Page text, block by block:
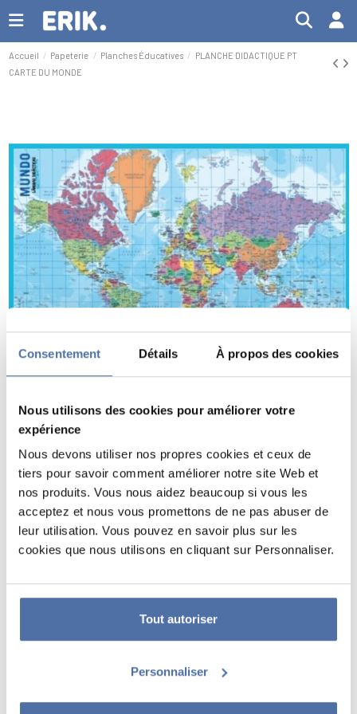
Consentement Détails À propos des cookies
Nous utilisons des cookies pour améliorer votre
expérience
Nous devons utiliser nos propres cookies et ceux de
tiers pour savoir comment améliorer notre site Web et
nos produits. Vous nous aidez beaucoup si vous les
acceptez et nous vous promettons de ne pas abuser de
leur utilisation. Vous pouvez en savoir plus sur les
cookies que nous utilisons en cliquant sur Personnaliser.
Tout autoriser
Personnaliser
Accueil Papeterie Planches Éducatives
PLANCHE DIDACTIQUE PT
CARTE DU MONDE
PLANCHE DIDACTIQUE PT CARTE
Fabriqué en polypropylène d'une épaisseur de 0,6 mm, il mesure 59,5 x